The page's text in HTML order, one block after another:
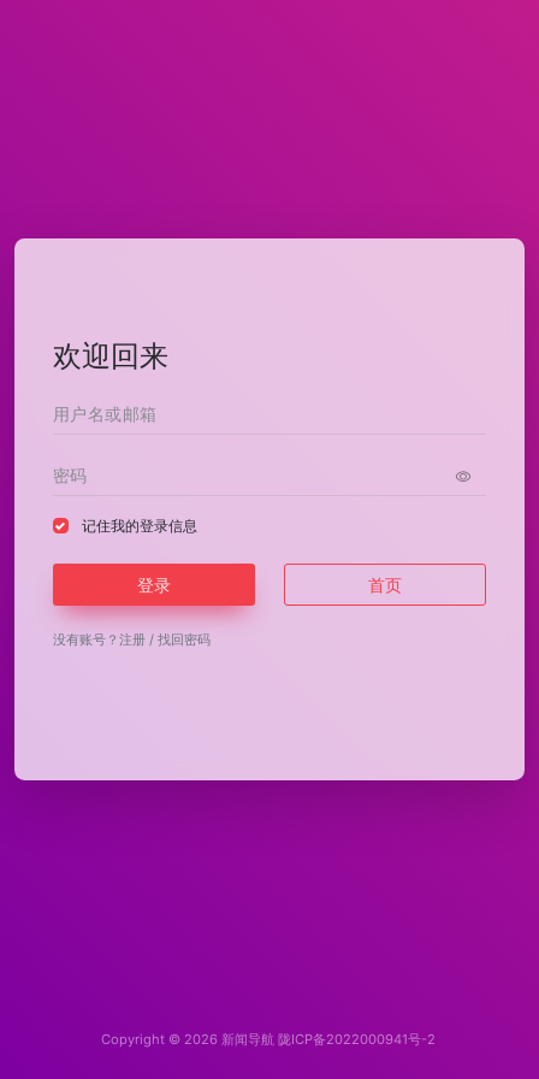
欢迎回来
记住我的登录信息
登录 首页
没有账号？ 注册 / 找回密码
Copyright © 2026 新闻导航 陇ICP备2022000941号-2